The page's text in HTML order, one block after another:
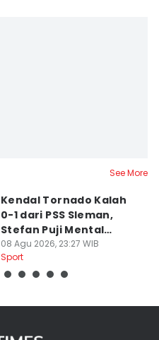
See More
Kendal Tornado Kalah
0-1 dari PSS Sleman,
Stefan Puji Mental
Pemain
08 Agu 2026, 23:27 WIB
Sport